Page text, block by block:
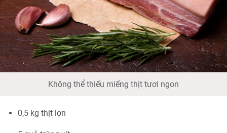
Không thể thiếu miếng thịt tươi ngon
0,5 kg thịt lợn